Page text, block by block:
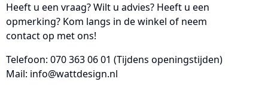
Heeft u een vraag? Wilt u advies? Heeft u een
opmerking? Kom langs in de winkel of neem
contact op met ons!
Telefoon: 070 363 06 01 (Tijdens openingstijden)
Mail: info@wattdesign.nl